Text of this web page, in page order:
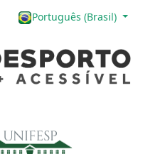
Português (Brasil)